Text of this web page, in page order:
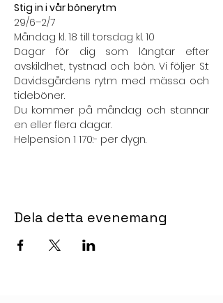
Stig in i vår bönerytm
29/6–2/7
Måndag kl. 18 till torsdag kl. 10
Dagar för dig som längtar efter
avskildhet, tystnad och bön. Vi följer S:t
Davidsgårdens rytm med mässa och
tideböner.
Du kommer på måndag och stannar
en eller flera dagar.
Helpension 1 170:- per dygn.
Dela detta evenemang